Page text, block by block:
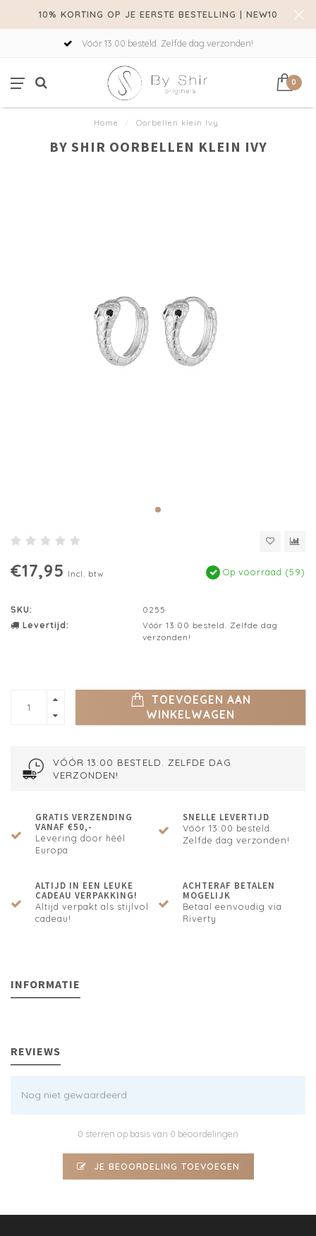
10% KORTING OP JE EERSTE BESTELLING | NEW10
Vóór 13:00 besteld. Zelfde dag verzonden!
0
Home / Oorbellen klein Ivy
BY SHIR OORBELLEN KLEIN IVY
€17,95 Incl. btw Op voorraad (59)
SKU:
0255
Levertijd:
Vóór 13:00 besteld. Zelfde dag
verzonden!
TOEVOEGEN AAN
WINKELWAGEN
VÓÓR 13:00 BESTELD. ZELFDE DAG
VERZONDEN!
GRATIS VERZENDING
VANAF €50,-
Levering door héél
Europa
SNELLE LEVERTIJD
Vóór 13:00 besteld.
Zelfde dag verzonden!
ALTIJD IN EEN LEUKE
CADEAU VERPAKKING!
Altijd verpakt als stijlvol
cadeau!
ACHTERAF BETALEN
MOGELIJK
Betaal eenvoudig via
Riverty
INFORMATIE
REVIEWS
Nog niet gewaardeerd
0 sterren op basis van 0 beoordelingen
JE BEOORDELING TOEVOEGEN